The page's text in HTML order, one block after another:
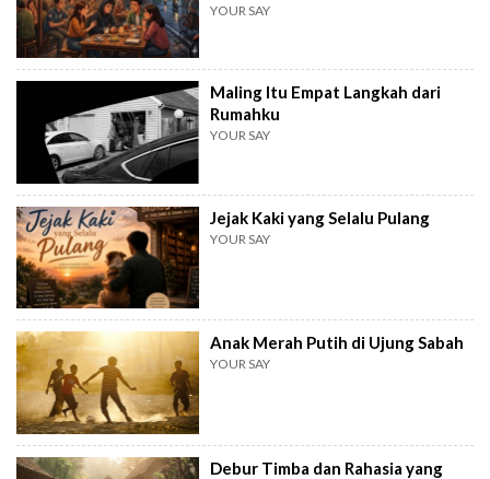
YOUR SAY
Maling Itu Empat Langkah dari
Rumahku
YOUR SAY
Jejak Kaki yang Selalu Pulang
YOUR SAY
Anak Merah Putih di Ujung Sabah
YOUR SAY
Debur Timba dan Rahasia yang